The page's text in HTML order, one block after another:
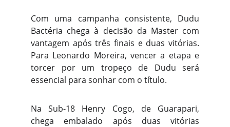
Com uma campanha consistente, Dudu
Bactéria chega à decisão da Master com
vantagem após três finais e duas vitórias.
Para Leonardo Moreira, vencer a etapa e
torcer por um tropeço de Dudu será
essencial para sonhar com o título.
Na Sub-18 Henry Cogo, de Guarapari,
chega embalado após duas vitórias